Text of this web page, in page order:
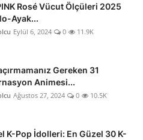
Rosé Vücut Ölçüleri 2025
Ayak...
Eylül 6, 2024 0 11.9K
Gereken 31
Animesi...
Ağustos 27, 2024 0 10.5K
K-Pop İdolleri: En Güzel 30 K-